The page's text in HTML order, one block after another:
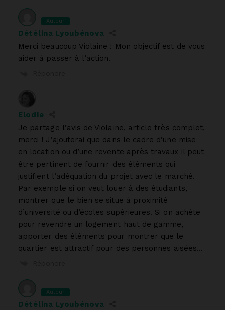
Auteur
Détélina Lyoubénova
Merci beaucoup Violaine ! Mon objectif est de vous
aider à passer à l’action.
Elodie
Je partage l’avis de Violaine, article très complet,
merci ! J’ajouterai que dans le cadre d’une mise
en location ou d’une revente après travaux il peut
être pertinent de fournir des éléments qui
justifient l’adéquation du projet avec le marché.
Par exemple si on veut louer à des étudiants,
montrer que le bien se situe à proximité
d’université ou d’écoles supérieures. Si on achète
pour revendre un logement haut de gamme,
apporter des éléments pour montrer que le
quartier est attractif pour des personnes aisées…
Auteur
Détélina Lyoubénova